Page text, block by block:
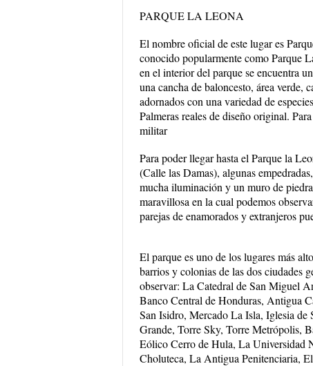
PARQUE LA LEONA
El nombre oficial de este lugar es
conocido popularmente como Parque
en el interior del parque se encuentra
una cancha de baloncesto, área verde,
adornados con una variedad de
Palmeras reales de diseño original.
militar
Para poder llegar hasta el Parque la
(Calle las Damas), algunas
mucha iluminación y un muro de
maravillosa en la cual podemos
parejas de enamorados y extranjeros
El parque es uno de los lugares más
barrios y colonias de las dos ciudades
observar: La Catedral de San Miguel
Banco Central de Honduras, Antigua
San Isidro, Mercado La Isla, Iglesia
Grande, Torre Sky, Torre Metrópolis,
Eólico Cerro de Hula, La Universidad
Choluteca, La Antigua Penitenciaria,